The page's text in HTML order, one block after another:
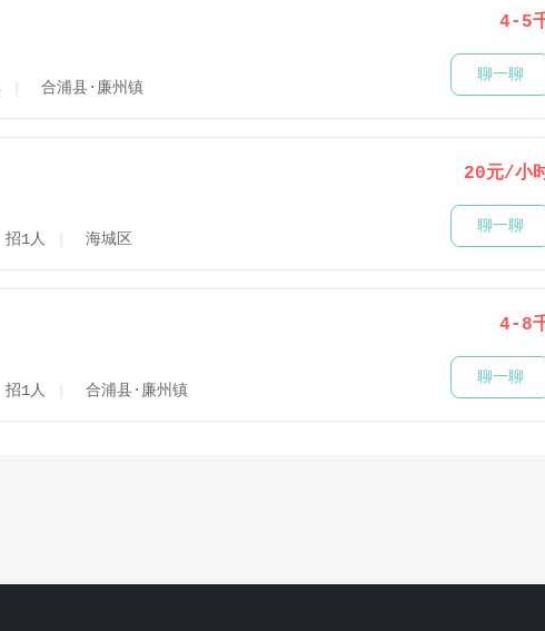
合浦县·廉州镇
4-5
聊一聊
招1人 海城区
20元/小
聊一聊
招1人 合浦县·廉州镇
4-8
聊一聊